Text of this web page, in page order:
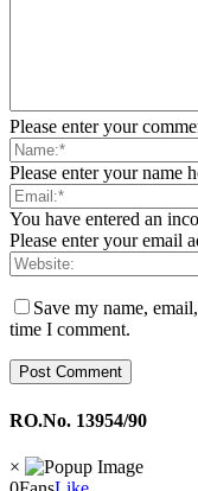
Please enter your
Please enter your name
You have entered an
Please enter your email
Save my name,
time I comment.
RO.No. 13954/90
×